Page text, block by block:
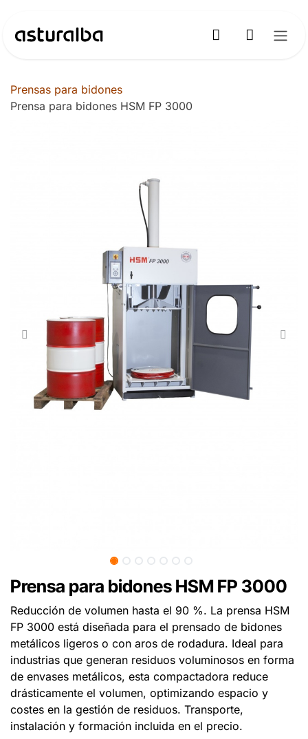
Prensas para bidones
Prensa para bidones HSM FP 3000
Prensa para bidones HSM FP 3000
Reducción de volumen hasta el 90 %. La prensa HSM
FP 3000 está diseñada para el prensado de bidones
metálicos ligeros o con aros de rodadura. Ideal para
industrias que generan residuos voluminosos en forma
de envases metálicos, esta compactadora reduce
drásticamente el volumen, optimizando espacio y
costes en la gestión de residuos. Transporte,
instalación y formación incluida en el precio.